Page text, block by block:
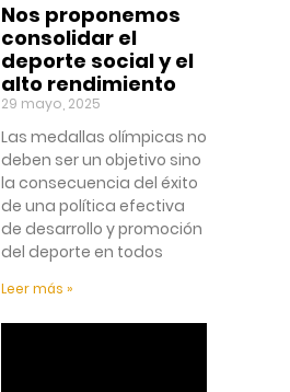
Nos proponemos
consolidar el
deporte social y el
alto rendimiento
29 mayo, 2025
Las medallas olímpicas no
deben ser un objetivo sino
la consecuencia del éxito
de una política efectiva
de desarrollo y promoción
del deporte en todos
Leer más »